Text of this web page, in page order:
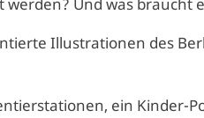
Illustrationen des
ein Kinder-